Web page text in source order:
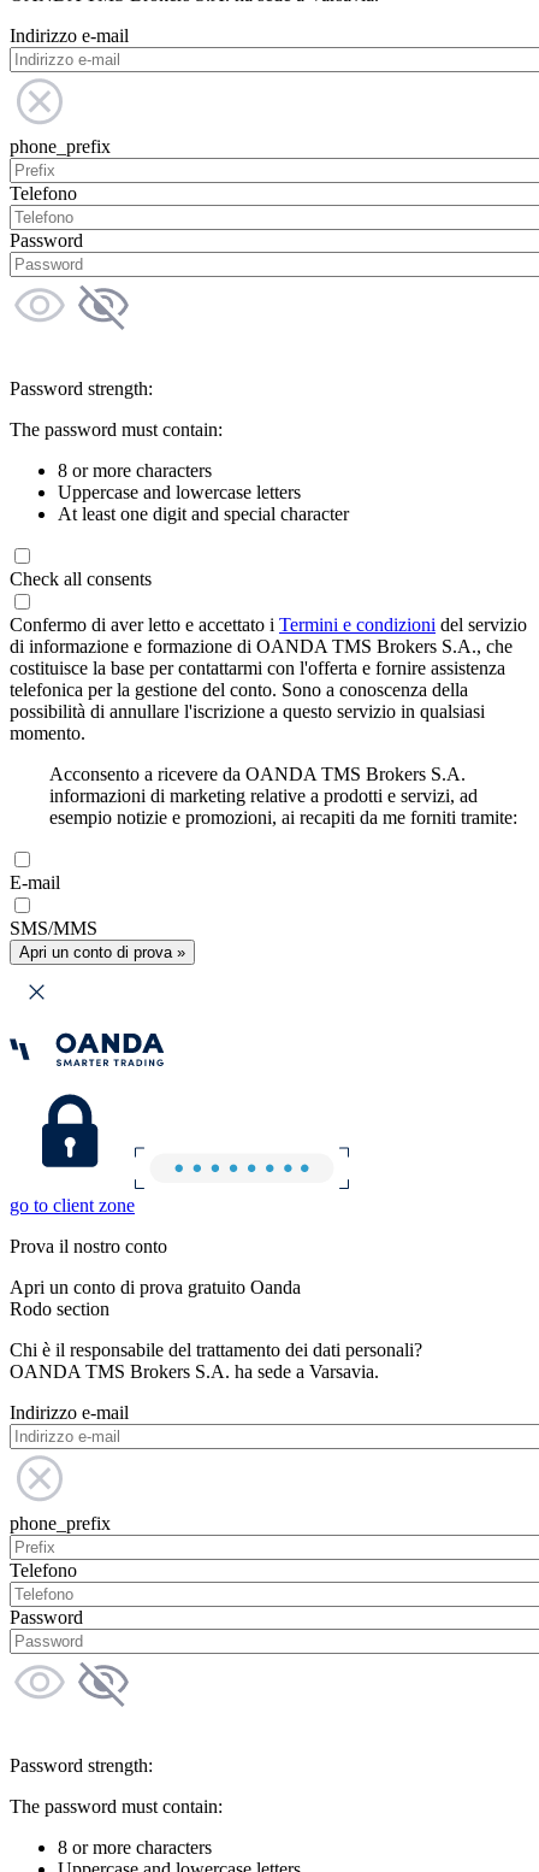
Indirizzo e-mail
phone_prefix
Telefono
Password
Password strength:
The password must contain:
8 or more characters
Uppercase and lowercase letters
At least one digit and special character
Check all consents
Confermo di aver letto e accettato i Termini e condizioni del servizio
di informazione e formazione di OANDA TMS Brokers S.A., che
costituisce la base per contattarmi con l'offerta e fornire assistenza
telefonica per la gestione del conto. Sono a conoscenza della
possibilità di annullare l'iscrizione a questo servizio in qualsiasi
momento.
Acconsento a ricevere da OANDA TMS Brokers S.A.
informazioni di marketing relative a prodotti e servizi, ad
esempio notizie e promozioni, ai recapiti da me forniti tramite:
E-mail
SMS/MMS
Apri un conto di prova »
go to client zone
Prova il nostro conto
Apri un conto di prova gratuito Oanda
Rodo section
Chi è il responsabile del trattamento dei dati personali?
OANDA TMS Brokers S.A. ha sede a Varsavia.
Indirizzo e-mail
phone_prefix
Telefono
Password
Password strength:
The password must contain:
8 or more characters